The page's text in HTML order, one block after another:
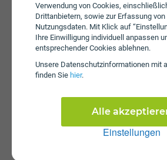
Verwendung von Cookies,
Drittanbietern, sowie zur Erfassung
Nutzungsdaten. Mit Klick auf
Ihre Einwilligung individuell anpassen
entsprechender Cookies ablehnen.
Unsere Daten­schutz­informationen mit
finden Sie hier.
Einstellungen
Alle
Betriebssystem
Android
Prozessor
Octa-Core
Arbeitsspeicher
6 GB
SIM-Karte
Nano-SIM
201g